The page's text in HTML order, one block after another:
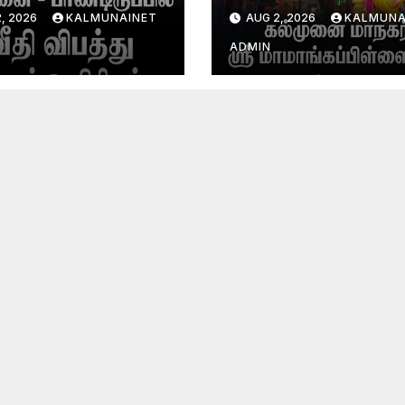
மற்றையவர்
பிரிவில்
2026 KALMUNAINET
ஆலய வருடாந்த
ஆரம்பம்!
AUG 2, 2026
ADMIN